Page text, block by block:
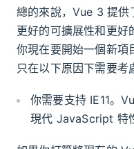
總的來說，Vue 3 提供
更好的可擴展性和更
你現在要開始一個新
只在以下原因下需要考
你需要支持 IE11。
現代 JavaScript 特